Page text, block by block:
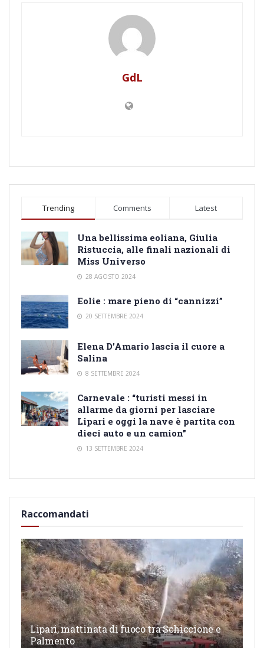
GdL
Trending Comments Latest
Una bellissima eoliana, Giulia
Ristuccia, alle finali nazionali di
Miss Universo
28 AGOSTO 2024
Eolie : mare pieno di “cannizzi”
20 SETTEMBRE 2024
Elena D’Amario lascia il cuore a
Salina
8 SETTEMBRE 2024
Carnevale : “turisti messi in
allarme da giorni per lasciare
Lipari e oggi la nave è partita con
dieci auto e un camion”
13 SETTEMBRE 2024
Raccomandati
Lipari, mattinata di fuoco tra Schiccione e
Palmento